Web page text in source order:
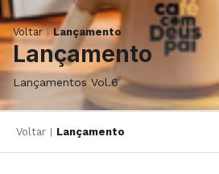
Voltar | Lançamento
Lançamento
Lançamentos Vol.6
Voltar Lançamento